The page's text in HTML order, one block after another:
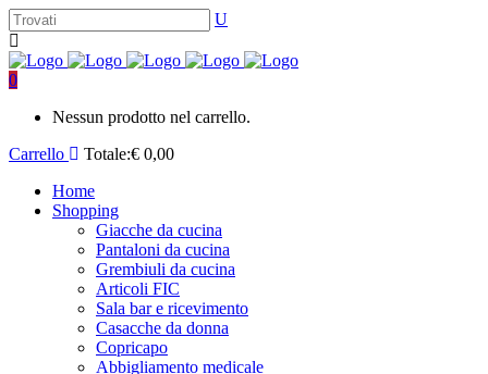
0
Nessun prodotto nel carrello.
Carrello
Totale:€ 0,00
Home
Shopping
Giacche da cucina
Pantaloni da cucina
Grembiuli da cucina
Articoli FIC
Sala bar e ricevimento
Casacche da donna
Copricapo
Abbigliamento medicale